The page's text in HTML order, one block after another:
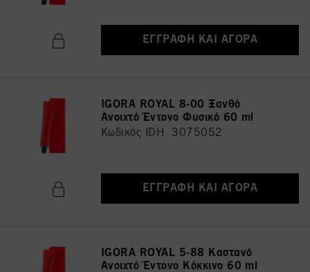
ΕΓΓΡΑΦΉ ΚΑΙ ΑΓΟΡΆ
IGORA ROYAL 8-00 Ξανθό
Ανοιχτό Έντονο Φυσικό 60 ml
Κωδικός IDH 3075052
ΕΓΓΡΑΦΉ ΚΑΙ ΑΓΟΡΆ
IGORA ROYAL 5-88 Καστανό
Ανοιχτό Έντονο Κόκκινο 60 ml